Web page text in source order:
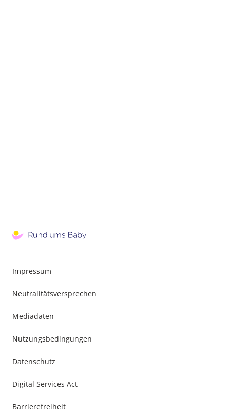
Impressum
Neutralitätsversprechen
Mediadaten
Nutzungsbedingungen
Datenschutz
Digital Services Act
Barrierefreiheit